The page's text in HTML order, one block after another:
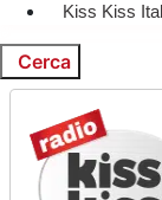
Kiss Kiss
Cerca